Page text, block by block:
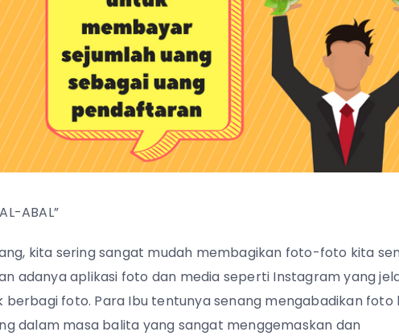
ABAL”
kita sering sangat mudah membagikan foto-foto kita
adanya aplikasi foto dan media seperti Instagram yang
berbagi foto. Para Ibu tentunya senang mengabadikan foto
dalam masa balita yang sangat menggemaskan dan